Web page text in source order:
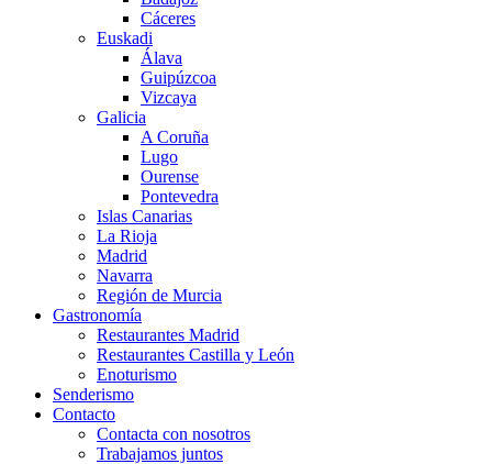
Cáceres
Euskadi
Álava
Guipúzcoa
Vizcaya
Galicia
A Coruña
Lugo
Ourense
Pontevedra
Islas Canarias
La Rioja
Madrid
Navarra
Región de Murcia
Gastronomía
Restaurantes Madrid
Restaurantes Castilla y León
Enoturismo
Senderismo
Contacto
Contacta con nosotros
Trabajamos juntos